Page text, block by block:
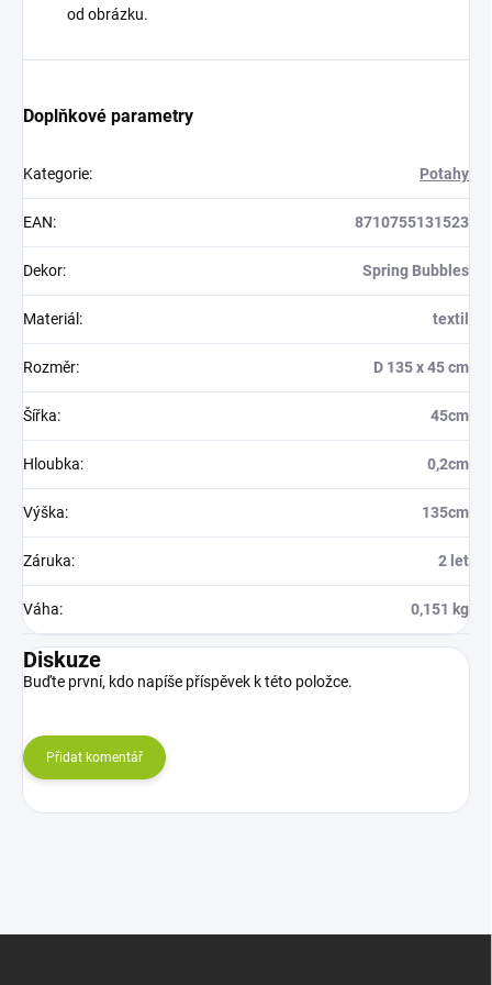
od obrázku.
Doplňkové parametry
Kategorie: Potahy
EAN: 8710755131523
Dekor: Spring Bubbles
Materiál : textil
Rozměr: D 135 x 45 cm
Šířka: 45cm
Hloubka: 0,2cm
Výška: 135cm
Záruka: 2 let
Váha: 0,151 kg
Diskuze
Buďte první, kdo napíše příspěvek k této položce.
Přidat komentář